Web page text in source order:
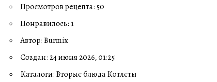
Просмотров рецепта: 50
Понравилось: 1
Автор: Burmix
Создан: 24 июня 2026, 01:25
Каталоги: Вторые блюда Котлеты